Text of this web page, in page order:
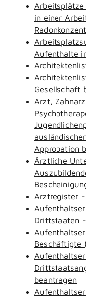
Arbeitsplätze
in einer
Aufenthalte
Gesellschaft
Arzt,
Approbation
Ärztliche
Arztregister
Drittstaaten
Beschäftigte
beantragen